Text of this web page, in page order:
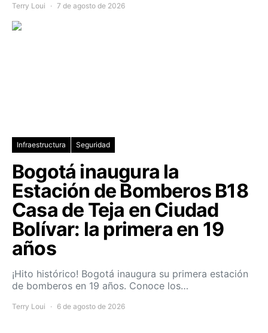
Terry Loui 7 de agosto de 2026
Infraestructura Seguridad
Bogotá inaugura la
Estación de Bomberos B18
Casa de Teja en Ciudad
Bolívar: la primera en 19
años
¡Hito histórico! Bogotá inaugura su primera estación
de bomberos en 19 años. Conoce los…
Terry Loui 6 de agosto de 2026